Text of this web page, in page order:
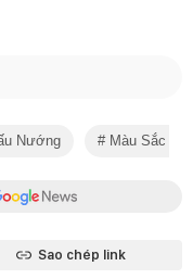
Nướng Màu Sắc
Sao chép link